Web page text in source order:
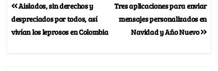
Tres aplicaciones para enviar
mensajes personalizados en
Navidad y Año Nuevo
Aislados, sin derechos y
despreciados por todos, así
vivían los leprosos en Colombia